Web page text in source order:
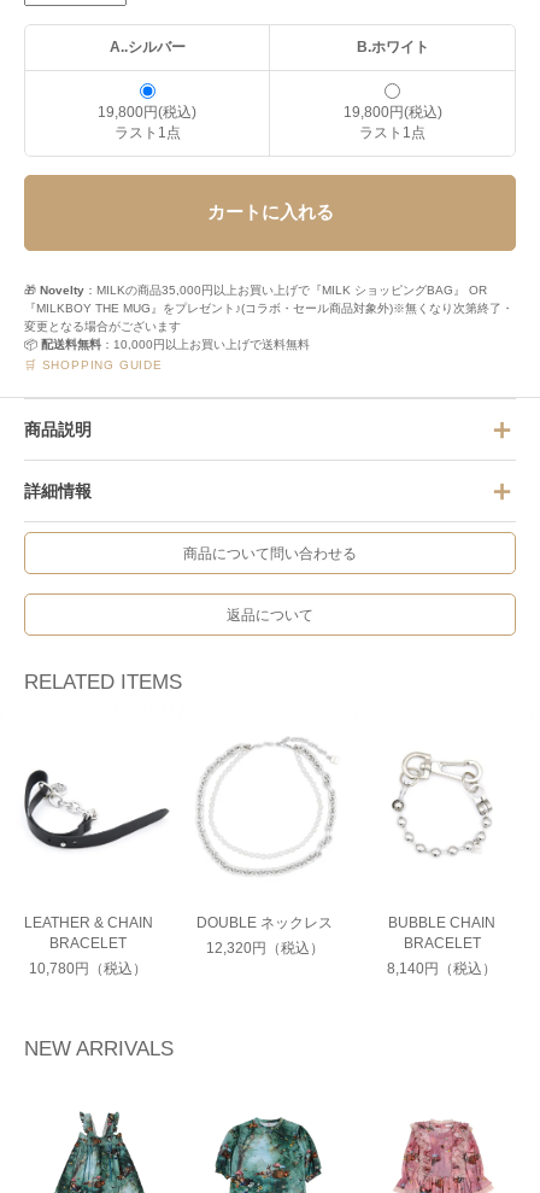
A..シルバー B.ホワイト
19,800円(税込)
ラスト1点
19,800円(税込)
ラスト1点
カートに入れる
🎁 Novelty ：MILKの商品35,000円以上お買い上げで『MILK ショッピングBAG』 OR
『MILKBOY THE MUG』をプレゼント♪(コラボ・セール商品対象外)※無くなり次第終了・
変更となる場合がございます
📦 配送料無料 ：10,000円以上お買い上げで送料無料
🛒 SHOPPING GUIDE
商品説明
詳細情報
商品について問い合わせる
返品について
RELATED ITEMS
LEATHER & CHAIN
BRACELET
10,780円（税込）
DOUBLE ネックレス
12,320円（税込）
BUBBLE CHAIN
BRACELET
8,140円（税込）
NEW ARRIVALS